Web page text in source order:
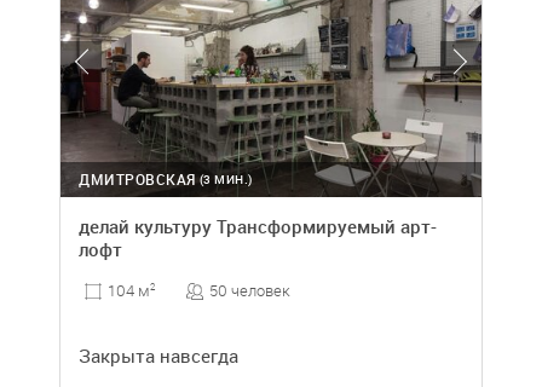
(3 МИН.)
ДМИТРОВСКАЯ
делай культуру Трансформируемый арт-
лофт
104 м2 50 человек
Закрыта навсегда